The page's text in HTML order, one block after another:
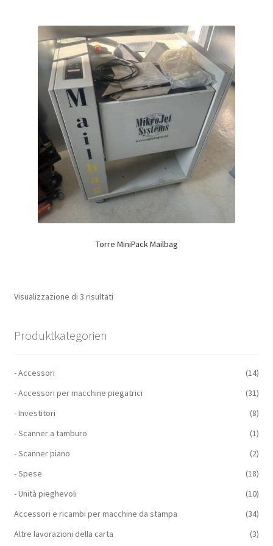
Torre MiniPack Mailbag
Visualizzazione di 3 risultati
Produktkategorien
- Accessori
(14)
- Accessori per macchine piegatrici
(31)
- Investitori
(8)
- Scanner a tamburo
(1)
- Scanner piano
(2)
- Spese
(18)
- Unità pieghevoli
(10)
Accessori e ricambi per macchine da stampa
(34)
Altre lavorazioni della carta
(3)